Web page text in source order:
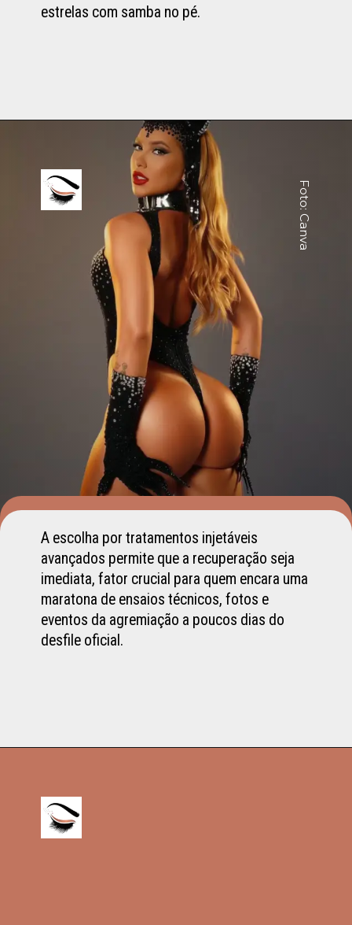
estrelas com samba no pé.
A escolha por tratamentos injetáveis
avançados permite que a recuperação seja
imediata, fator crucial para quem encara uma
maratona de ensaios técnicos, fotos e
eventos da agremiação a poucos dias do
desfile oficial.
Foto: Canva